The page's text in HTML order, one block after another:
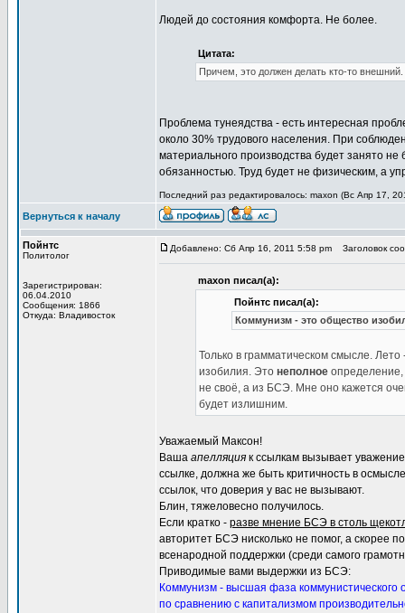
Людей до состояния комфорта. Не более.
Цитата:
Причем, это должен делать кто-то
Проблема тунеядства - есть интересная
около 30% трудового населения. При
материального производства будет занято
обязанностью. Труд будет не физическим, а
Последний раз редактировалось: maxon (Вс Апр 17,
Вернуться к началу
Пойнтс
Политолог
Зарегистрирован:
06.04.2010
Сообщения: 1866
Откуда: Владивосток
Добавлено: Сб Апр 16, 2011 5:58 pm Заголовок
maxon писал(а):
Пойнтс писал(а):
Коммунизм - это общество
Только в грамматическом смысле.
изобилия. Это неполное
не своё, а из БСЭ. Мне оно кажется
будет излишним.
Уважаемый Максон!
Ваша апелляция к ссылкам вызывает
ссылке, должна же быть критичность в
ссылок, что доверия у вас не вызывают.
Блин, тяжеловесно получилось.
Если кратко - разве мнение БСЭ в столь
авторитет БСЭ нисколько не помог, а скорее
всенародной поддержки (среди самого
Приводимые вами выдержки из БСЭ:
Коммунизм - высшая фаза
по сравнению с капитализмом